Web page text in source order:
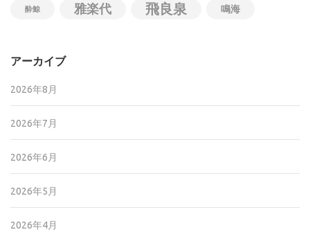
酔鯨 雅楽代 飛良泉 鳴海
アーカイブ
2026年8月
2026年7月
2026年6月
2026年5月
2026年4月